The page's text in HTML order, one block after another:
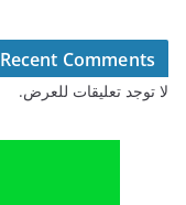
Recent Comments
لا توجد تعليقات للعرض.